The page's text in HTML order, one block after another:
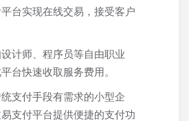
台实现在线交易，接受客户
设计师、程序员等自由职业
台快速收取服务费用。
统支付手段有需求的小型企
支付平台提供便捷的支付功